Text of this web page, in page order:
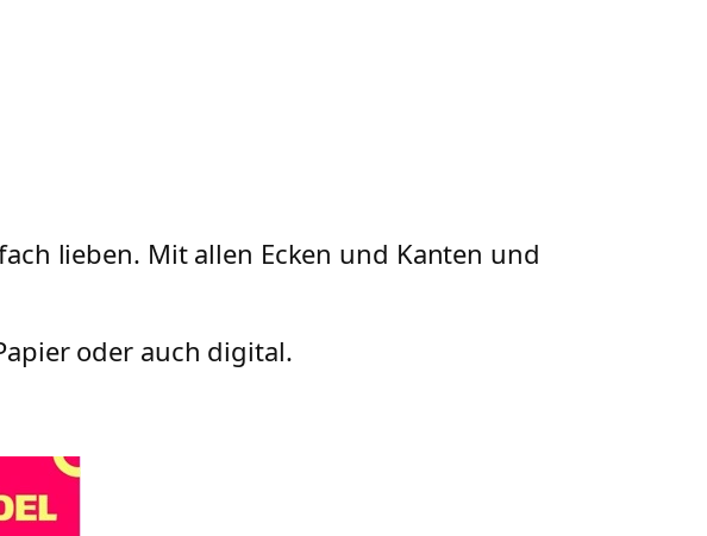
lieben. Mit allen Ecken und Kanten und
oder auch digital.